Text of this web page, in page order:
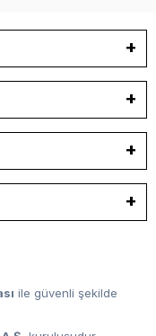
ile güvenli şekilde